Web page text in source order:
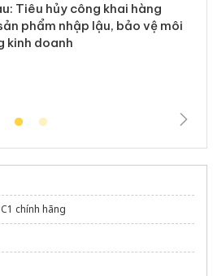
Tiêu hủy công khai hàng
phẩm nhập lậu, bảo vệ môi
kinh doanh
chính hãng